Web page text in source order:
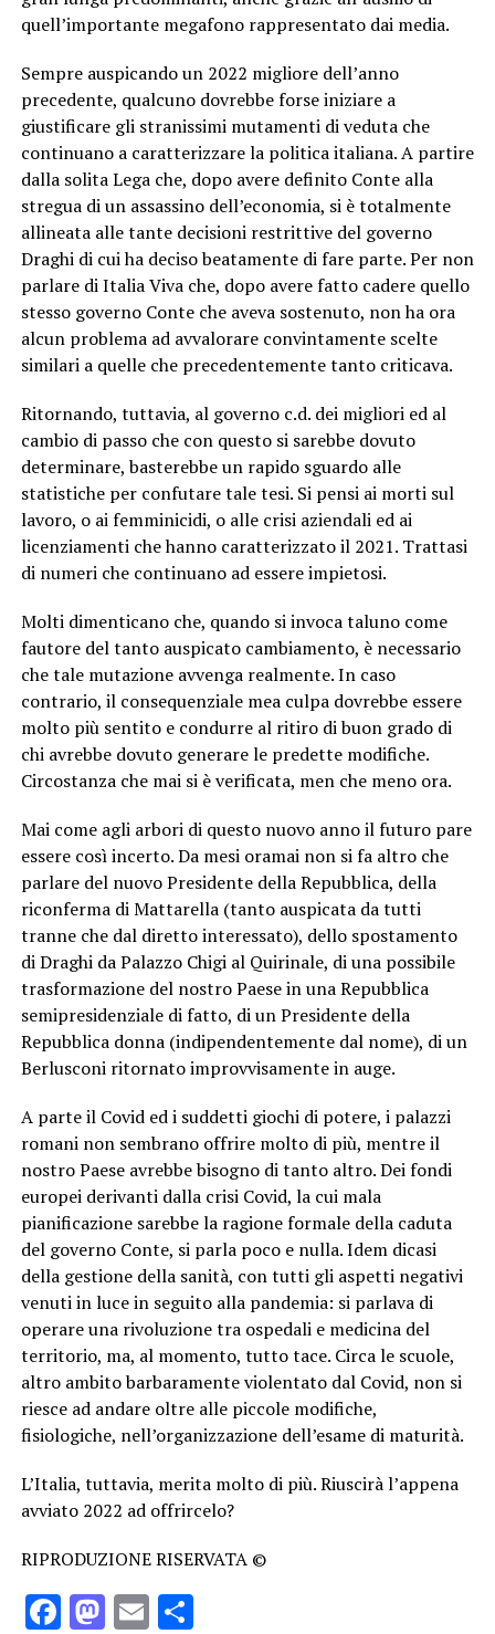
quell’importante megafono rappresentato dai media.
Sempre auspicando un 2022 migliore dell’anno
precedente, qualcuno dovrebbe forse iniziare a
giustificare gli stranissimi mutamenti di veduta che
continuano a caratterizzare la politica italiana. A partire
dalla solita Lega che, dopo avere definito Conte alla
stregua di un assassino dell’economia, si è totalmente
allineata alle tante decisioni restrittive del governo
Draghi di cui ha deciso beatamente di fare parte. Per non
parlare di Italia Viva che, dopo avere fatto cadere quello
stesso governo Conte che aveva sostenuto, non ha ora
alcun problema ad avvalorare convintamente scelte
similari a quelle che precedentemente tanto criticava.
Ritornando, tuttavia, al governo c.d. dei migliori ed al
cambio di passo che con questo si sarebbe dovuto
determinare, basterebbe un rapido sguardo alle
statistiche per confutare tale tesi. Si pensi ai morti sul
lavoro, o ai femminicidi, o alle crisi aziendali ed ai
licenziamenti che hanno caratterizzato il 2021. Trattasi
di numeri che continuano ad essere impietosi.
Molti dimenticano che, quando si invoca taluno come
fautore del tanto auspicato cambiamento, è necessario
che tale mutazione avvenga realmente. In caso
contrario, il consequenziale mea culpa dovrebbe essere
molto più sentito e condurre al ritiro di buon grado di
chi avrebbe dovuto generare le predette modifiche.
Circostanza che mai si è verificata, men che meno ora.
Mai come agli arbori di questo nuovo anno il futuro pare
essere così incerto. Da mesi oramai non si fa altro che
parlare del nuovo Presidente della Repubblica, della
riconferma di Mattarella (tanto auspicata da tutti
tranne che dal diretto interessato), dello spostamento
di Draghi da Palazzo Chigi al Quirinale, di una possibile
trasformazione del nostro Paese in una Repubblica
semipresidenziale di fatto, di un Presidente della
Repubblica donna (indipendentemente dal nome), di un
Berlusconi ritornato improvvisamente in auge.
A parte il Covid ed i suddetti giochi di potere, i palazzi
romani non sembrano offrire molto di più, mentre il
nostro Paese avrebbe bisogno di tanto altro. Dei fondi
europei derivanti dalla crisi Covid, la cui mala
pianificazione sarebbe la ragione formale della caduta
del governo Conte, si parla poco e nulla. Idem dicasi
della gestione della sanità, con tutti gli aspetti negativi
venuti in luce in seguito alla pandemia: si parlava di
operare una rivoluzione tra ospedali e medicina del
territorio, ma, al momento, tutto tace. Circa le scuole,
altro ambito barbaramente violentato dal Covid, non si
riesce ad andare oltre alle piccole modifiche,
fisiologiche, nell’organizzazione dell’esame di maturità.
L’Italia, tuttavia, merita molto di più. Riuscirà l’appena
avviato 2022 ad offrircelo?
RIPRODUZIONE RISERVATA ©
Facebook
Mastodon
EmailCondividi